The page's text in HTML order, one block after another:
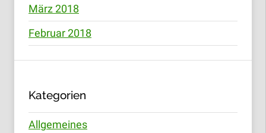
März 2018
Februar 2018
Kategorien
Allgemeines